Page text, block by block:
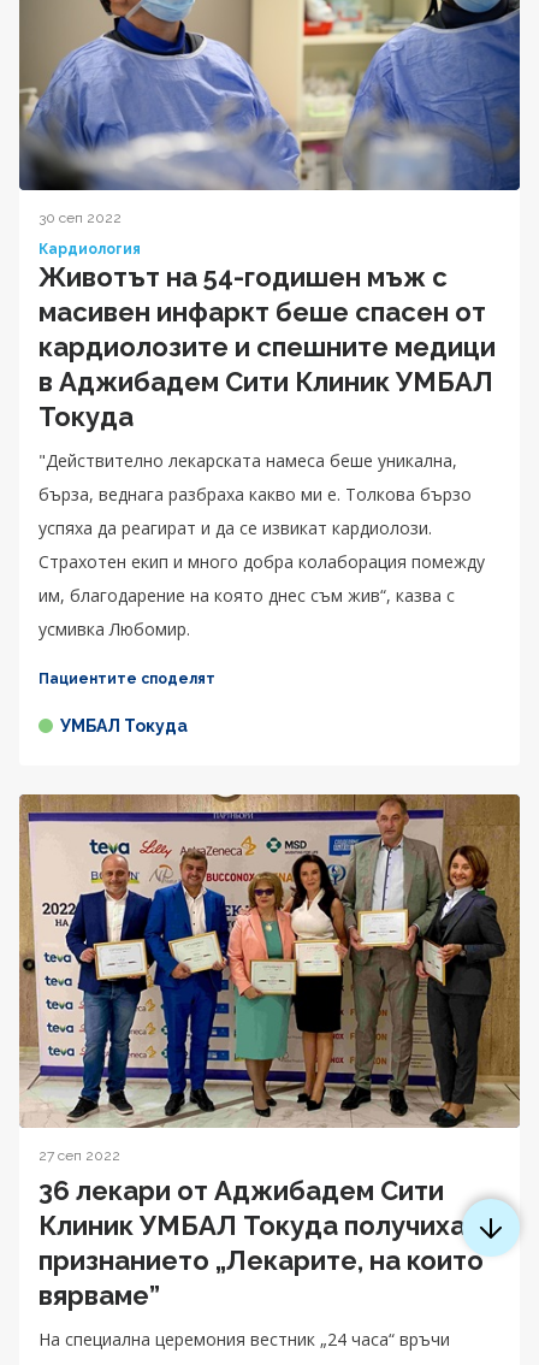
30 сеп 2022
Кардиология
Животът на 54-годишен мъж с
масивен инфаркт беше спасен от
кардиолозите и спешните медици
в Аджибадем Сити Клиник УМБАЛ
Токуда
"Действително лекарската намеса беше уникална,
бърза, веднага разбраха какво ми е. Толкова бързо
успяха да реагират и да се извикат кардиолози.
Страхотен екип и много добра колаборация помежду
им, благодарение на която днес съм жив“, казва с
усмивка Любомир.
Пациентите споделят
УМБАЛ Токуда
27 сеп 2022
36 лекари от Аджибадем Сити
Клиник УМБАЛ Токуда получиха
признанието „Лекарите, на които
вярваме”
На специална церемония вестник „24 часа“ връчи